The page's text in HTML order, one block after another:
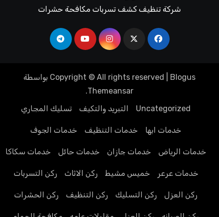
شركة تنظيف كشف تسربات مكافحة حشرات
Copyright © All rights reserved Blogus
بواسطة
Themeansar
.
Uncategorized
التبريد والتكيف تسليك المجاري
خدمات ابها خدمات التنظيف خدمات الجوف
خدمات الرياض خدمات جازان خدمات حائل خدمات سكاكا
خدمات عرعر خميس مشيط ركن الاثاث ركن التسربات
ركن العزل ركن التسليك ركن التنظيف ركن الحشرات